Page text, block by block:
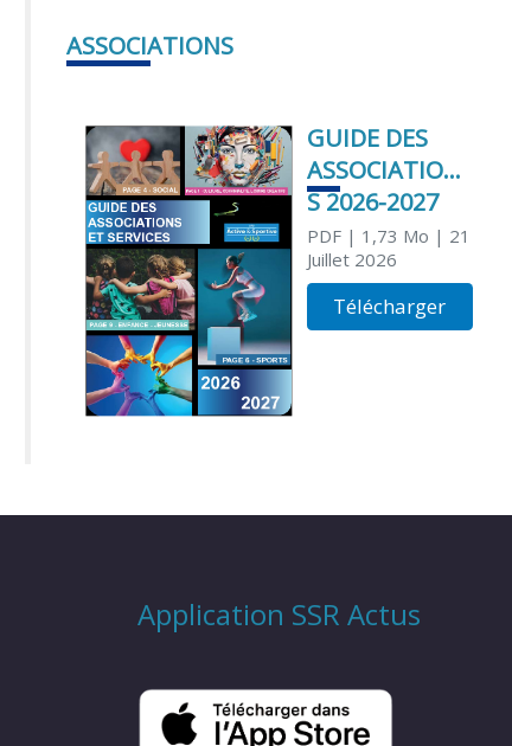
ASSOCIATIONS
GUIDE DES
ASSOCIATION
S 2026-2027
PDF| 1,73 Mo | 21
Juillet 2026
Télécharger
Application SSR Actus